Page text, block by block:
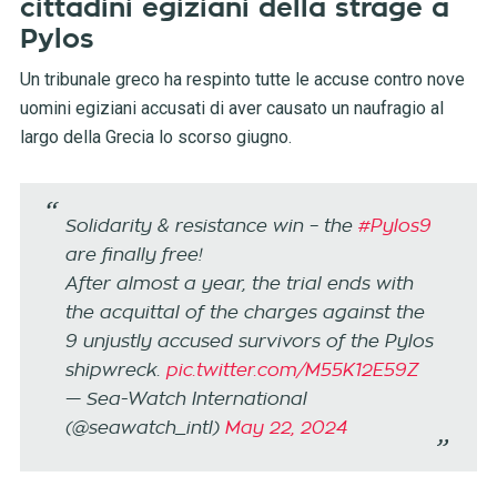
cittadini egiziani della strage a
Pylos
Un tribunale greco ha respinto tutte le accuse contro nove
uomini egiziani accusati di aver causato un naufragio al
largo della Grecia lo scorso giugno.
Solidarity & resistance win – the #Pylos9
are finally free!
After almost a year, the trial ends with
the acquittal of the charges against the
9 unjustly accused survivors of the Pylos
shipwreck. pic.twitter.com/M55K12E59Z
— Sea-Watch International
(@seawatch_intl) May 22, 2024